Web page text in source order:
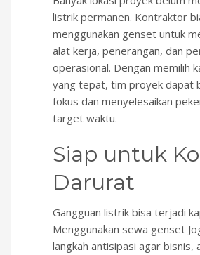
listrik permanen. Kontraktor
menggunakan genset untuk
alat kerja, penerangan, dan
operasional. Dengan memilih
yang tepat, tim proyek dapat
fokus dan menyelesaikan
target waktu.
Siap untuk
Darurat
Gangguan listrik bisa terjadi
Menggunakan sewa genset
langkah antisipasi agar bisnis,